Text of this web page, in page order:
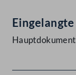
Hauptdokument